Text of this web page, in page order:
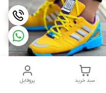
کتونی مردانه zx8000 پدر و پسر
پروفایل سبد خرید